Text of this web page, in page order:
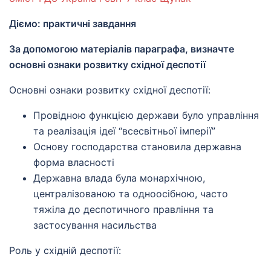
Діємо: практичні завдання
За допомогою матеріалів параграфа, визначте
основні ознаки розвитку східної деспотії
Основні ознаки розвитку східної деспотії:
Провідною функцією держави було управління
та реалізація ідеї “всесвітньої імперії”
Основу господарства становила державна
форма власності
Державна влада була монархічною,
централізованою та одноосібною, часто
тяжіла до деспотичного правління та
застосування насильства
Роль у східній деспотії: